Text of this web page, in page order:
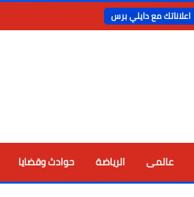
اعلاناتك مع دايلي برس
عالمى الرياضة حوادث وقضايا